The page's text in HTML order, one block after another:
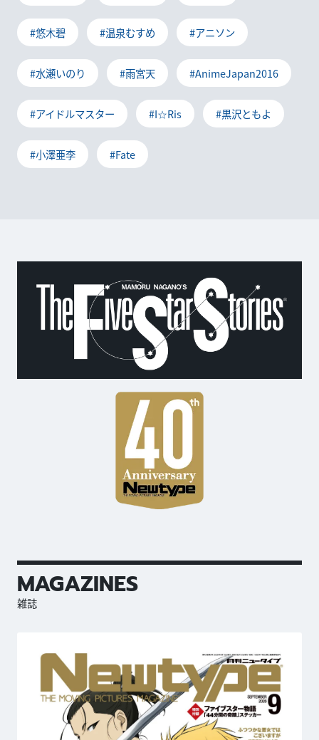
#悠木碧 #温泉むすめ #アニソン
#水瀬いのり #雨宮天 #AnimeJapan2016
#アイドルマスター #I☆Ris #黒沢ともよ
#小澤亜李 #Fate
MAGAZINES
雑誌